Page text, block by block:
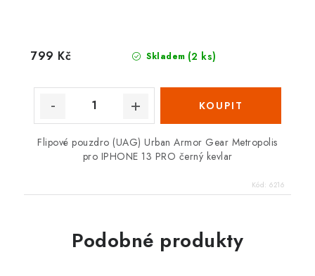
Skladem (2 ks)
799 Kč
Flipové pouzdro (UAG) Urban Armor Gear Metropolis
pro IPHONE 13 PRO černý kevlar
Kód: 6216
Podobné produkty